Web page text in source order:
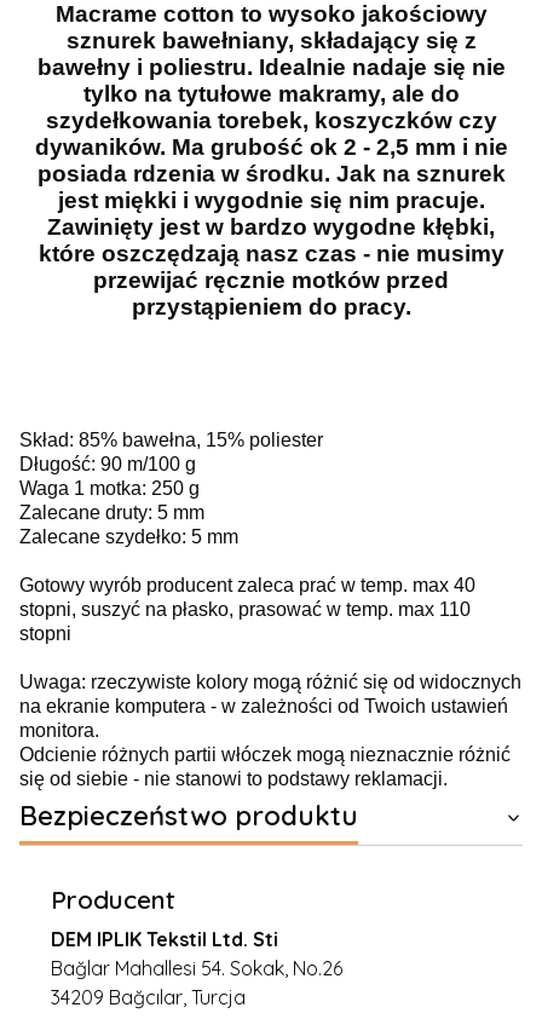
Macrame cotton to wysoko jakościowy
sznurek bawełniany, składający się z
bawełny i poliestru. Idealnie nadaje się nie
tylko na tytułowe makramy, ale do
szydełkowania torebek, koszyczków czy
dywaników. Ma grubość ok 2 - 2,5 mm i nie
posiada rdzenia w środku. Jak na sznurek
jest miękki i wygodnie się nim pracuje.
Zawinięty jest w bardzo wygodne kłębki,
które oszczędzają nasz czas - nie musimy
przewijać ręcznie motków przed
przystąpieniem do pracy.
Skład: 85% bawełna, 15% poliester
Długość: 90 m/100 g
Waga 1 motka: 250 g
Zalecane druty: 5 mm
Zalecane szydełko: 5 mm
Gotowy wyrób producent zaleca prać w temp. max 40
stopni, suszyć na płasko, prasować w temp. max 110
stopni
Uwaga: rzeczywiste kolory mogą różnić się od widocznych
na ekranie komputera - w zależności od Twoich ustawień
monitora.
Odcienie różnych partii włóczek mogą nieznacznie różnić
się od siebie - nie stanowi to podstawy reklamacji.
Bezpieczeństwo produktu
Producent
DEM IPLIK Tekstil Ltd. Sti
Bağlar Mahallesi 54. Sokak, No.26
34209 Bağcılar, Turcja